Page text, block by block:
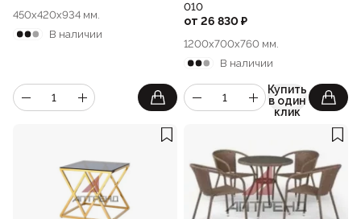
450x420x934 мм.
В наличии
010
от 26 830₽
1200x700x760 мм.
В наличии
Купить
в один
клик